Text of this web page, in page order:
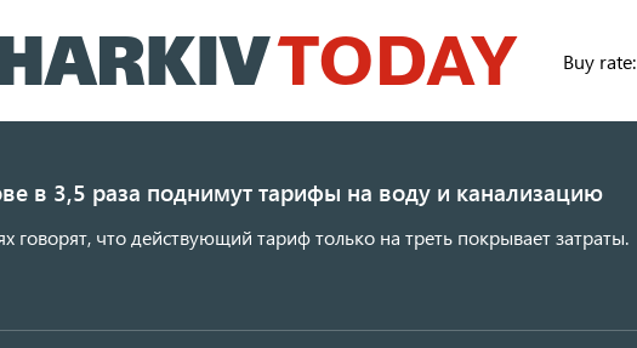
к
основному
Buy rate:
в 3,5 раза поднимут тарифы на воду и канализацию
говорят, что действующий тариф только на треть покрывает затраты.